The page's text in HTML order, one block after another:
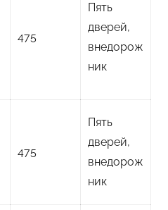
475
Пять
дверей,
внедорож
ник
475
Пять
дверей,
внедорож
ник